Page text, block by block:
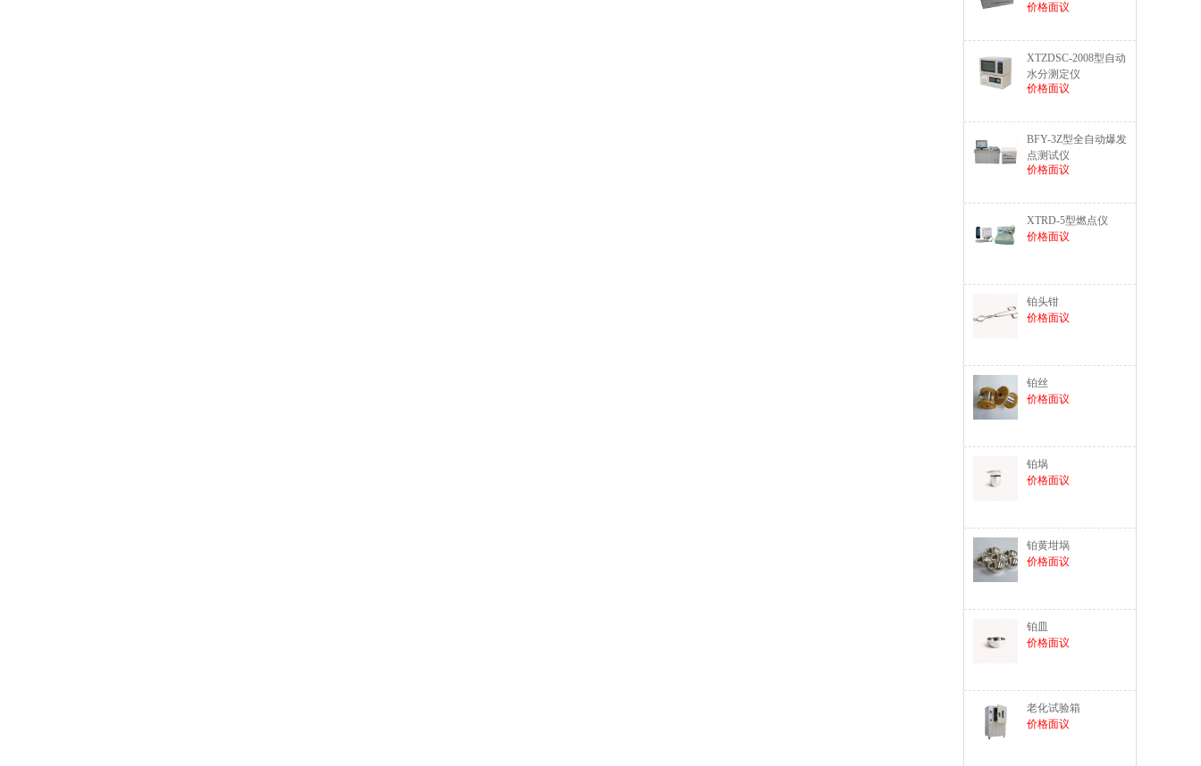
价格面议
XTZDSC-2008型自动
水分测定仪
价格面议
BFY-3Z型全自动爆发
点测试仪
价格面议
XTRD-5型燃点仪
价格面议
铂头钳
价格面议
铂丝
价格面议
铂埚
价格面议
铂黄坩埚
价格面议
铂皿
价格面议
老化试验箱
价格面议